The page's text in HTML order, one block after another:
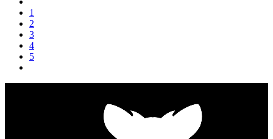
1
2
3
4
5